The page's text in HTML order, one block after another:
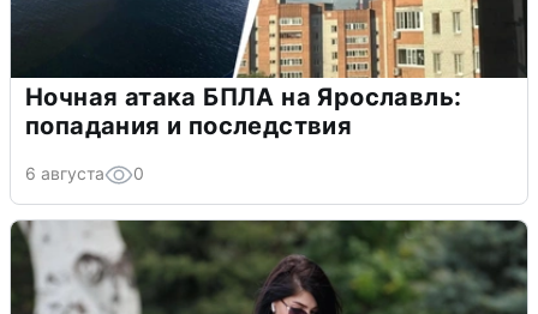
Ночная атака БПЛА на Ярославль:
попадания и последствия
6 августа 0